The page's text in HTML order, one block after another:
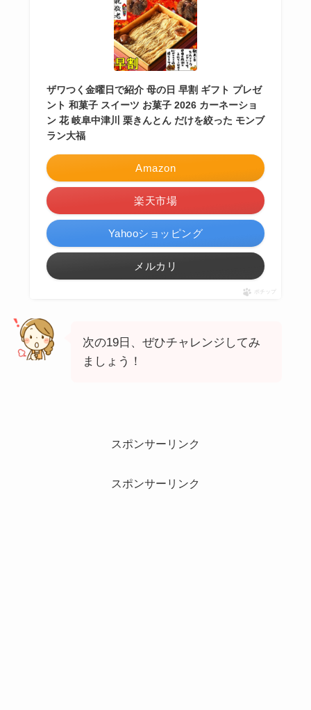
ザワつく金曜日で紹介 母の日 早割 ギフト プレゼ
ント 和菓子 スイーツ お菓子 2026 カーネーショ
ン 花 岐阜中津川 栗きんとん だけを絞った モンブ
ラン大福
Amazon
楽天市場
Yahooショッピング
メルカリ
ポチップ
次の19日、ぜひチャレンジしてみ
ましょう！
スポンサーリンク
スポンサーリンク